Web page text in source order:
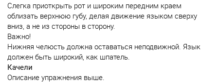
Слегка приоткрыть рот и широким передним краем
облизать верхнюю губу, делая движение языком сверху
вниз, а не из стороны в сторону.
Важно!
Нижняя челюсть должна оставаться неподвижной. Язык
должен быть широкий, как шпатель.
Качели
Описание упражнения выше.